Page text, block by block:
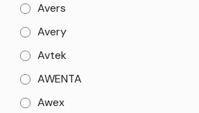
Avers
Avery
Avtek
AWENTA
Awex